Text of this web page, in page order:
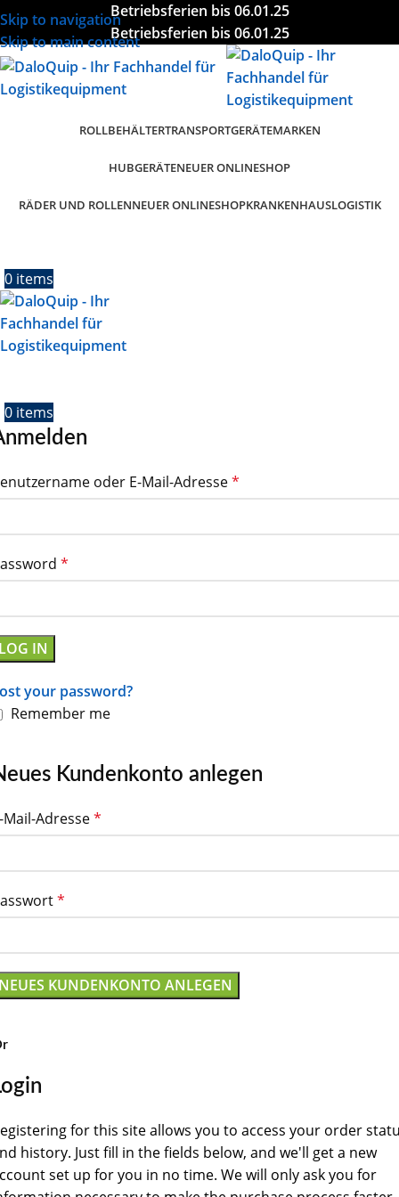
Skip to navigation
Skip to main content
Betriebsferien bis 06.01.25
Betriebsferien bis 06.01.25
ROLLBEHÄLTERTRANSPORTGERÄTEMARKEN
HUBGERÄTENEUER ONLINESHOP
RÄDER UND ROLLENNEUER ONLINESHOPKRANKENHAUSLOGISTIK
0 items
0 items
oder E-Mail-Adresse*
*
IN
your password?
Remember me
Kundenkonto anlegen
Mail-Adresse*
*
KUNDENKONTO ANLEGEN
for this site allows you to access your order
history. Just fill in the fields below, and we'll get a new
set up for you in no time. We will only ask you for